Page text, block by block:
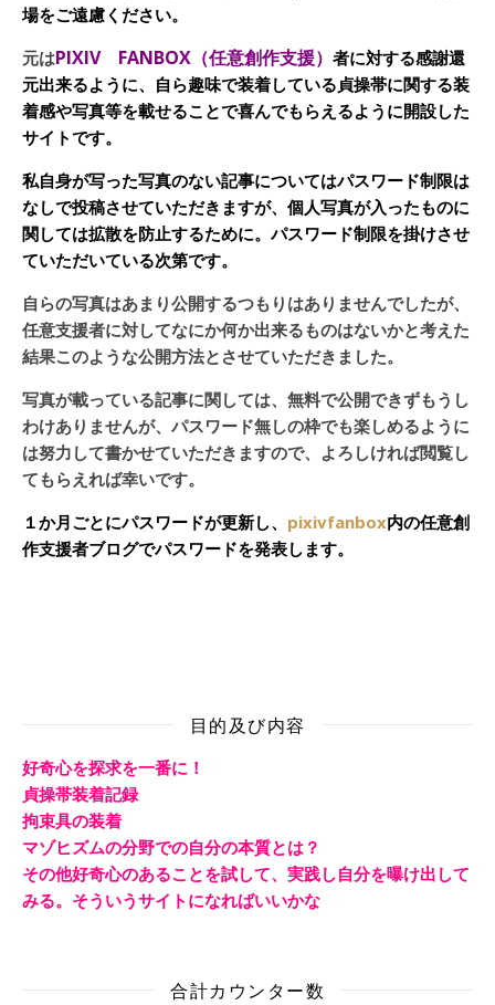
場をご遠慮ください。
元はPIXIV FANBOX（任意創作支援） 者に対する感謝還
元出来るように、自ら趣味で装着している貞操帯に関する装
着感や写真等を載せることで喜んでもらえるように開設した
サイトです。
私自身が写った写真のない記事についてはパスワード制限は
なしで投稿させていただきますが、個人写真が入ったものに
関しては拡散を防止するために。パスワード制限を掛けさせ
ていただいている次第です。
自らの写真はあまり公開するつもりはありませんでしたが、
任意支援者に対してなにか何か出来るものはないかと考えた
結果このような公開方法とさせていただきました。
写真が載っている記事に関しては、無料で公開できずもうし
わけありませんが、パスワード無しの枠でも楽しめるように
は努力して書かせていただきますので、よろしければ閲覧し
てもらえれば幸いです。
１か月ごとにパスワードが更新し、 pixivfanbox内の任意創
作支援者ブログでパスワードを発表します。
目的及び内容
好奇心を探求を一番に！
貞操帯装着記録
拘束具の装着
マゾヒズムの分野での自分の本質とは？
その他好奇心のあることを試して、実践し自分を曝け出して
みる。そういうサイトになればいいかな
合計カウンター数